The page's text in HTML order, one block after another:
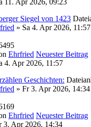
Siegel von 1423
» Sa 4. Apr 2026,
Ehrfried Neuester Beitrag
4. Apr 2026, 11:57
Geschichten:
» Fr 3. Apr 2026,
Ehrfried Neuester Beitrag
3. Apr 2026, 14:34